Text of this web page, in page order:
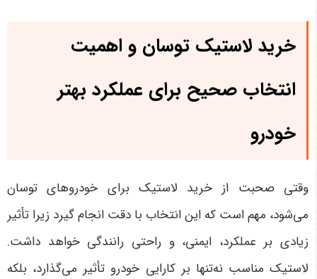
خرید لاستیک توسان و اهمیت
انتخاب صحیح برای عملکرد بهتر
خودرو
وقتی صحبت از خرید لاستیک برای خودروهای توسان
می‌شود، مهم است که این انتخاب با دقت انجام گیرد زیرا تأثیر
زیادی بر عملکرد، ایمنی، و راحتی رانندگی خواهد داشت.
لاستیک مناسب نه‌تنها بر کارایی خودرو تأثیر می‌گذارد، بلکه